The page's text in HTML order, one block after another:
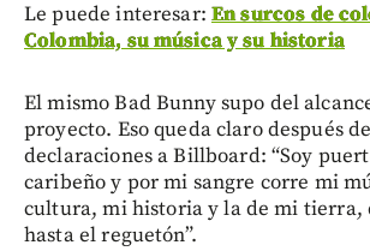
Le puede interesar: En surcos de
Colombia, su música y su historia
El mismo Bad Bunny supo del
proyecto. Eso queda claro después
declaraciones a Billboard: “Soy
caribeño y por mi sangre corre mi
cultura, mi historia y la de mi tierra,
hasta el reguetón”.